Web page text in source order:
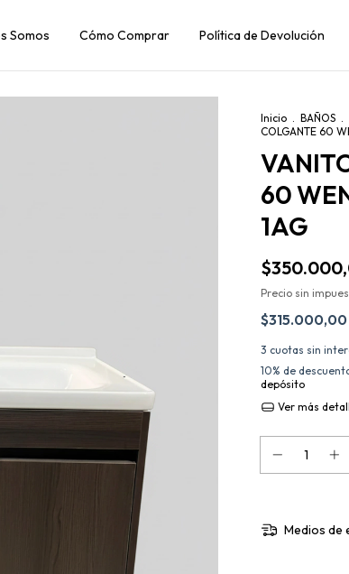
Somos Cómo Comprar Política de Devolución
Inicio . BAÑOS .
COLGANTE 60
60
1AG
Precio sin
$315.000,00
3 cuotas sin
10% de
depósito
Ver más
Medios de